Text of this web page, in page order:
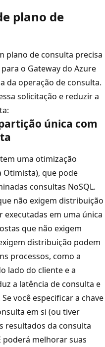
plano de
plano de consulta precisa
o Gateway do Azure
da operação de consulta.
solicitação e reduzir a
única com
uma otimização
Otimista), que pode
consultas NoSQL.
não exigem distribuição
executadas em uma única
que não exigem
distribuição podem
processos, como a
lado do cliente e a
a latência de consulta e
você especificar a chave
em si (ou tiver
resultados da consulta
poderá melhorar suas